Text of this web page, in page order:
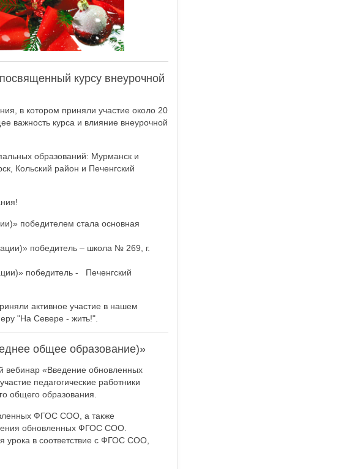
курсу внеурочной
в котором приняли участие около 20
важность курса и влияние внеурочной
образований: Мурманск и
Кольский район и Печенгский
победителем стала основная
победитель – школа № 269, г.
победитель - Печенгский
активное участие в нашем
"На Севере - жить!".
общее образование)»
вебинар «Введение обновленных
педагогические работники
общего образования.
ФГОС СОО, а также
обновленных ФГОС СОО.
урока в соответствие с ФГОС СОО,